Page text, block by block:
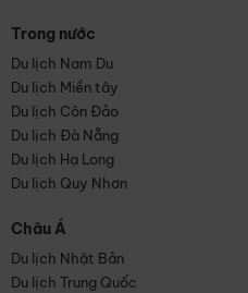
Trong nước
Du lịch Nam Du
Du lịch Miền tây
Du lịch Côn Đảo
Du lịch Đà Nẵng
Du lịch Hạ Long
Du lịch Quy Nhơn
Châu Á
Du lịch Nhật Bản
Du lịch Trung Quốc